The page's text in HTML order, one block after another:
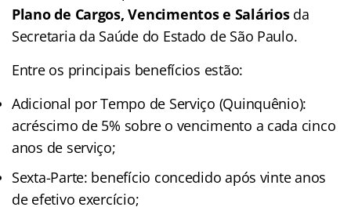
Plano de Cargos, Vencimentos e Saláriosda
Secretaria da Saúde do Estado de São Paulo.
Entre os principais benefícios estão:
Adicional por Tempo de Serviço (Quinquênio):
acréscimo de 5% sobre o vencimento a cada cinco
anos de serviço;
Sexta-Parte: benefício concedido após vinte anos
de efetivo exercício;